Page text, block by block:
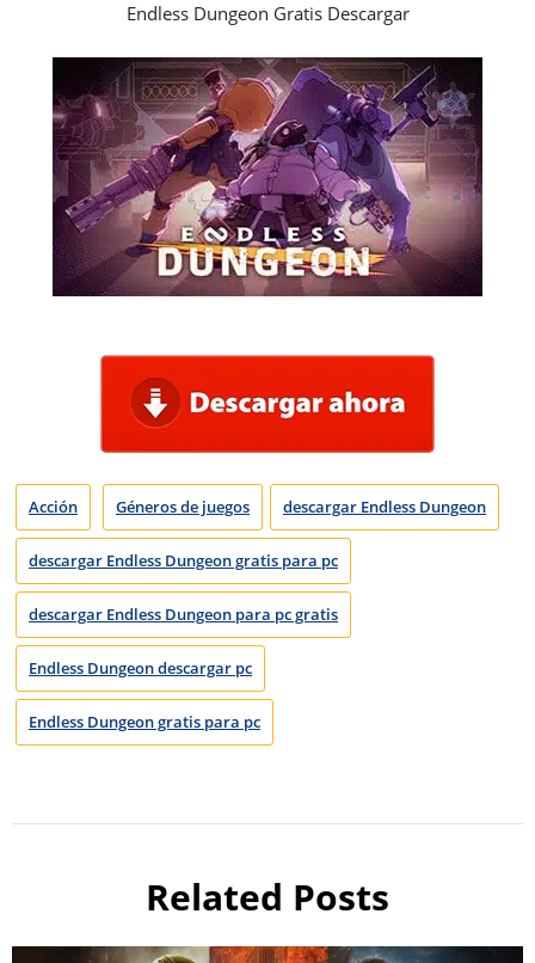
Endless Dungeon Gratis Descargar
Acción Géneros de juegos descargar Endless Dungeon
descargar Endless Dungeon gratis para pc
descargar Endless Dungeon para pc gratis
Endless Dungeon descargar pc
Endless Dungeon gratis para pc
Related Posts